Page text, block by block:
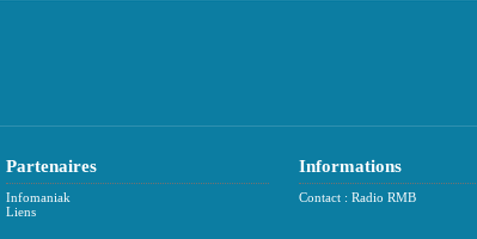
Partenaires
Infomaniak
Liens
Informations
Contact : Radio RMB